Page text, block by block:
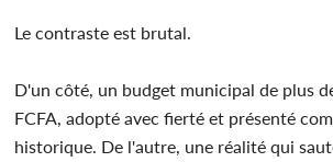
Le contraste est brutal.
D'un côté, un budget municipal de plus
FCFA, adopté avec fierté et présenté
historique. De l'autre, une réalité qui